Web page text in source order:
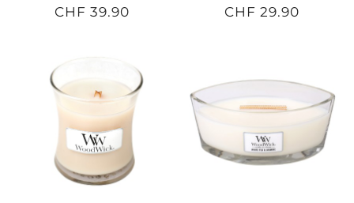
CHF 39.90 CHF 29.90